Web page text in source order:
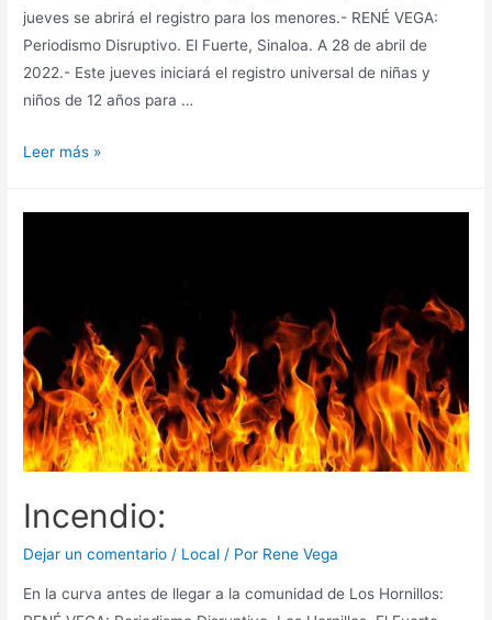
jueves se abrirá el registro para los menores.- RENÉ VEGA:
Periodismo Disruptivo. El Fuerte, Sinaloa. A 28 de abril de
2022.- Este jueves iniciará el registro universal de niñas y
niños de 12 años para …
Leer más »
Incendio:
Dejar un comentario / Local / Por Rene Vega
En la curva antes de llegar a la comunidad de Los Hornillos: